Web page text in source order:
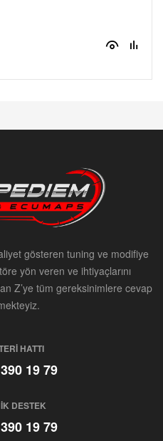
gösteren tuning ve modifiye
yön veren ve ihtiyaçlarını
Z’ye tüm gereksinimlere cevap
HATTI
19 79
DESTEK
19 79